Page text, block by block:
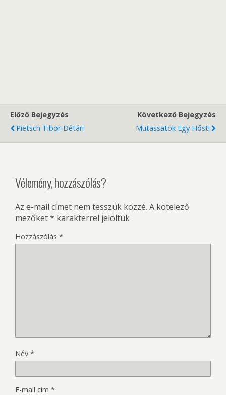
Előző Bejegyzés
Pietsch Tibor-Détári
Következő Bejegyzés
Mutassatok Egy Hőst!
Vélemény, hozzászólás?
Az e-mail címet nem tesszük közzé. A kötelező
mezőket* karakterrel jelöltük
Hozzászólás *
Név *
E-mail cím *